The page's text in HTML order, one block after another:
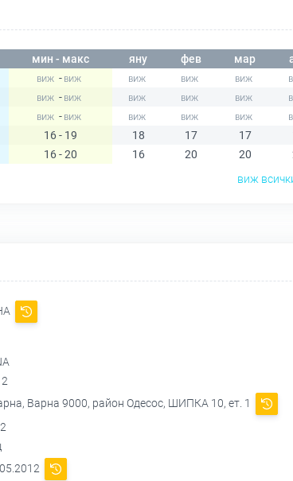
мин - макс яну фев мар
-
-
-
16 - 19 18 17 17
16 - 20 16 20 20
виж
Варна 9000, район Одесос, ШИПКА 10, ет. 1